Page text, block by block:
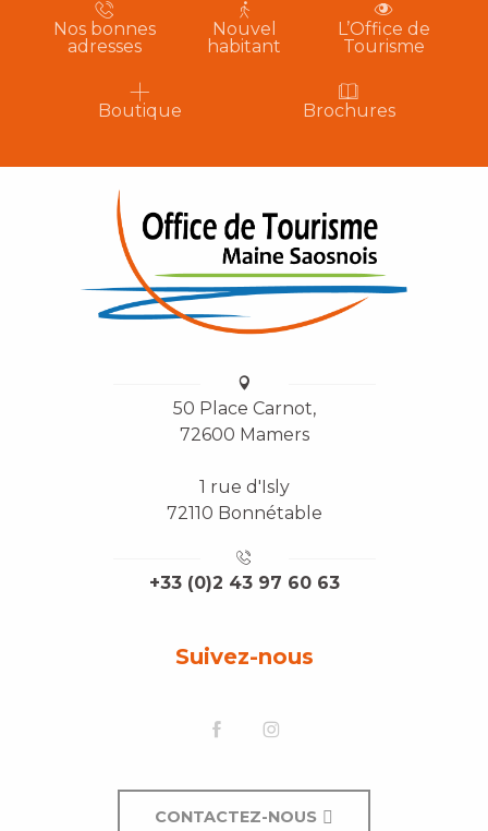
Nos bonnes
adresses
Nouvel
habitant
L’Office de
Tourisme
Boutique Brochures
50 Place Carnot,
72600 Mamers
1 rue d'Isly
72110 Bonnétable
+33 (0)2 43 97 60 63
Suivez-nous
CONTACTEZ-NOUS